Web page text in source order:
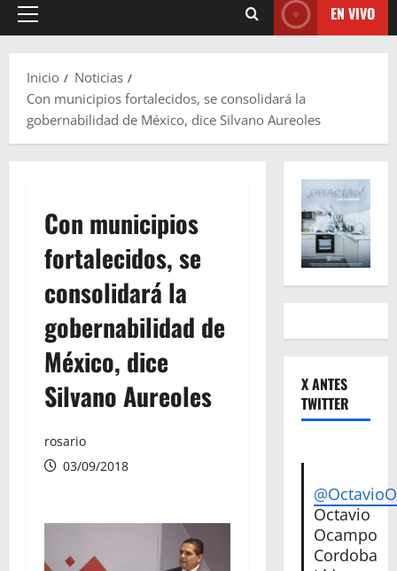
Menú
EN VIVO
Inicio
Noticias
Con municipios fortalecidos, se consolidará la
gobernabilidad de México, dice Silvano Aureoles
Con municipios
fortalecidos, se
consolidará la
gobernabilidad de
México, dice
Silvano Aureoles
rosario
03/09/2018
X ANTES
TWITTER
Octavio
Ocampo
Cordoba